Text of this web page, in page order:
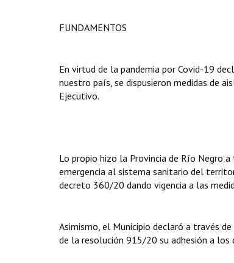
FUNDAMENTOS
En virtud de la pandemia por Covid-19
nuestro país, se dispusieron medidas de
Ejecutivo.
Lo propio hizo la Provincia de Río Negro
emergencia al sistema sanitario del
decreto 360/20 dando vigencia a las
Asimismo, el Municipio declaró a través
de la resolución 915/20 su adhesión a